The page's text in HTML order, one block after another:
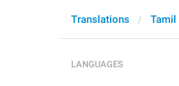
Translations Tamil
LANGUAGES